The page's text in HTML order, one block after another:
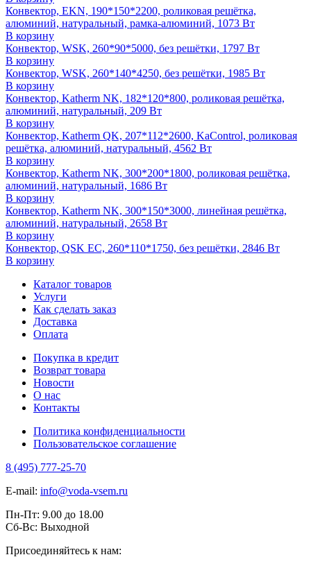
Конвектор, EKN, 190*150*2200, роликовая решётка,
алюминий, натуральный, рамка-алюминий, 1073 Вт
В корзину
Конвектор, WSK, 260*90*5000, без решётки, 1797 Вт
В корзину
Конвектор, WSK, 260*140*4250, без решётки, 1985 Вт
В корзину
Конвектор, Katherm NK, 182*120*800, роликовая решётка,
алюминий, натуральный, 209 Вт
В корзину
Конвектор, Katherm QK, 207*112*2600, KaControl, роликовая
решётка, алюминий, натуральный, 4562 Вт
В корзину
Конвектор, Katherm NK, 300*200*1800, роликовая решётка,
алюминий, натуральный, 1686 Вт
В корзину
Конвектор, Katherm NK, 300*150*3000, линейная решётка,
алюминий, натуральный, 2658 Вт
В корзину
Конвектор, QSK EC, 260*110*1750, без решётки, 2846 Вт
В корзину
Каталог товаров
Услуги
Как сделать заказ
Доставка
Оплата
Покупка в кредит
Возврат товара
Новости
О нас
Контакты
Политика конфиденциальности
Пользовательское соглашение
8 (495) 777-25-70
E-mail: info@voda-vsem.ru
Пн-Пт: 9.00 до 18.00
Сб-Вс: Выходной
Присоединяйтесь к нам: